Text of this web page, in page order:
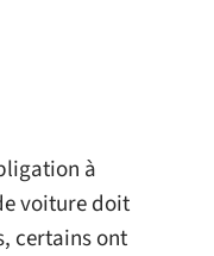
à
voiture doit
certains ont